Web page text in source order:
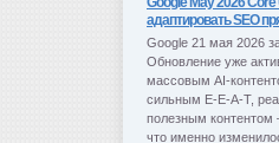
адаптировать SEO
Google 21 мая 2026
Обновление уже
массовым AI-
сильным E-E-A-T,
полезным контентом
что именно